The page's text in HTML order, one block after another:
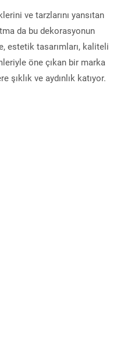
ve tarzlarını yansıtan
da bu dekorasyonun
estetik tasarımları, kaliteli
öne çıkan bir marka
ve aydınlık katıyor.